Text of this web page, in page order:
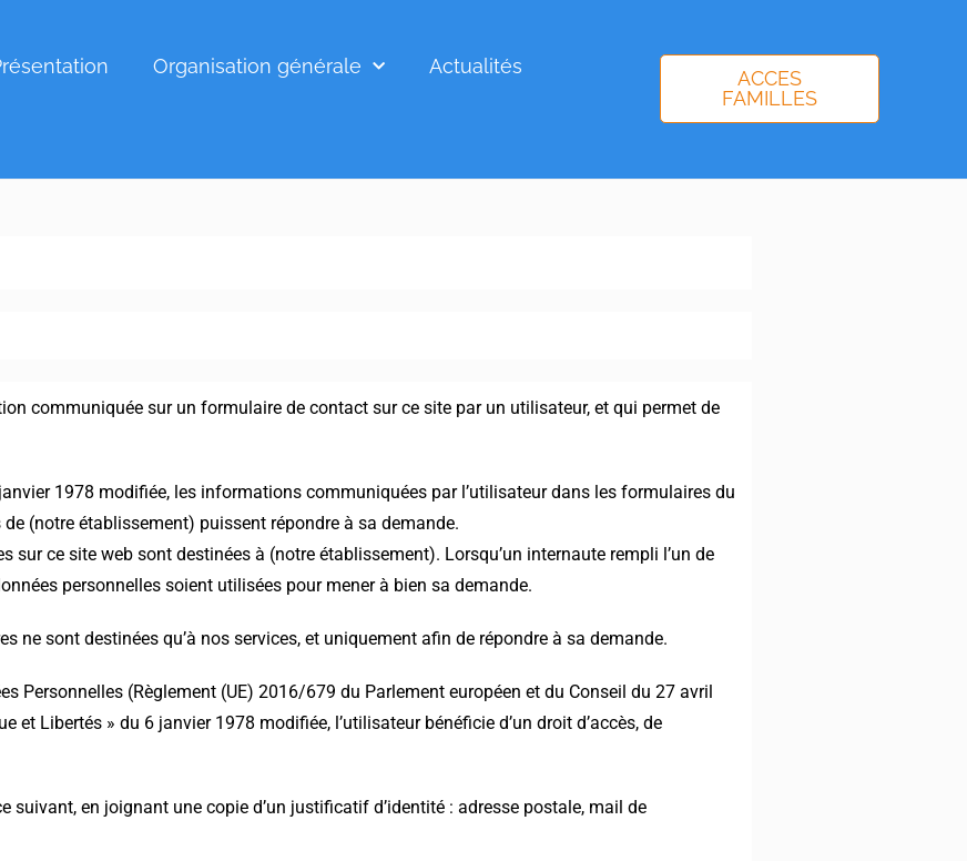
Organisation générale
Actualités
ACCES
FAMILLES
communiquée sur un formulaire de contact sur ce site par un utilisateur, et qui permet de
1978 modifiée, les informations communiquées par l’utilisateur dans les formulaires du
(notre établissement) puissent répondre à sa demande.
ce site web sont destinées à (notre établissement). Lorsqu’un internaute rempli l’un de
personnelles soient utilisées pour mener à bien sa demande.
sont destinées qu’à nos services, et uniquement afin de répondre à sa demande.
Personnelles (Règlement (UE) 2016/679 du Parlement européen et du Conseil du 27 avril
Libertés » du 6 janvier 1978 modifiée, l’utilisateur bénéficie d’un droit d’accès, de
suivant, en joignant une copie d’un justificatif d’identité : adresse postale, mail de